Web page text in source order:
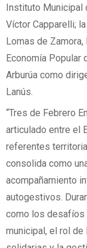
Instituto Municipal
Víctor Capparelli;
Lomas de
Economía Popular
Arburúa como
Lanús.
“Tres de Febrero
articulado entre el
referentes
consolida como
acompañamiento
autogestivos.
como los desafíos
municipal, el rol de